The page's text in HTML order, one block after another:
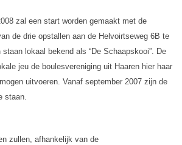
zal een start worden gemaakt met de
de drie opstallen aan de Helvoirtseweg 6B te
lokaal bekend als “De Schaapskooi”. De
jeu de boulesvereniging uit Haaren hier haar
uitvoeren. Vanaf september 2007 zijn de
staan.
zullen, afhankelijk van de